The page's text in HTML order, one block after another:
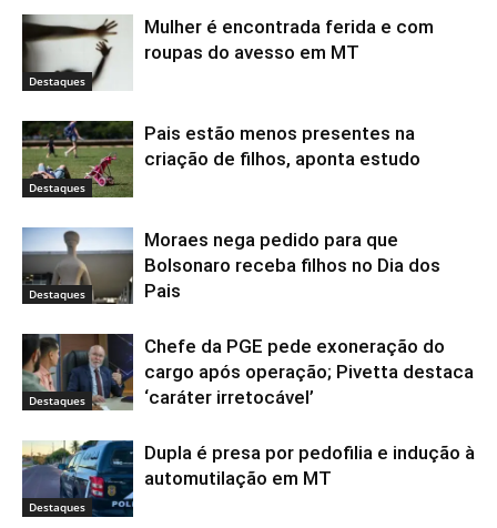
Destaques
Mulher é encontrada ferida e com
roupas do avesso em MT
Destaques
Pais estão menos presentes na
criação de filhos, aponta estudo
Destaques
Moraes nega pedido para que
Bolsonaro receba filhos no Dia dos
Pais
Destaques
Chefe da PGE pede exoneração do
cargo após operação; Pivetta destaca
‘caráter irretocável’
Destaques
Dupla é presa por pedofilia e indução à
automutilação em MT